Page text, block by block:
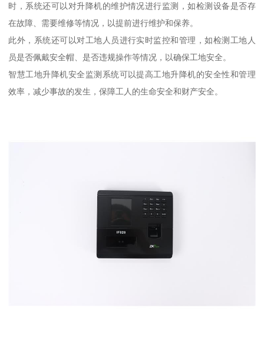
时，系统还可以对升降机的维护情况进行监测，如检测设备是否存
在故障、需要维修等情况，以提前进行维护和保养。
此外，系统还可以对工地人员进行实时监控和管理，如检测工地人
员是否佩戴安全帽、是否违规操作等情况，以确保工地安全。
智慧工地升降机安全监测系统可以提高工地升降机的安全性和管理
效率，减少事故的发生，保障工人的生命安全和财产安全。